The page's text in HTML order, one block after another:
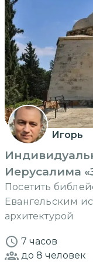
Игорь
Иерусалима
Посетить
Евангельским
архитектурой
7 часов
до 8 человек